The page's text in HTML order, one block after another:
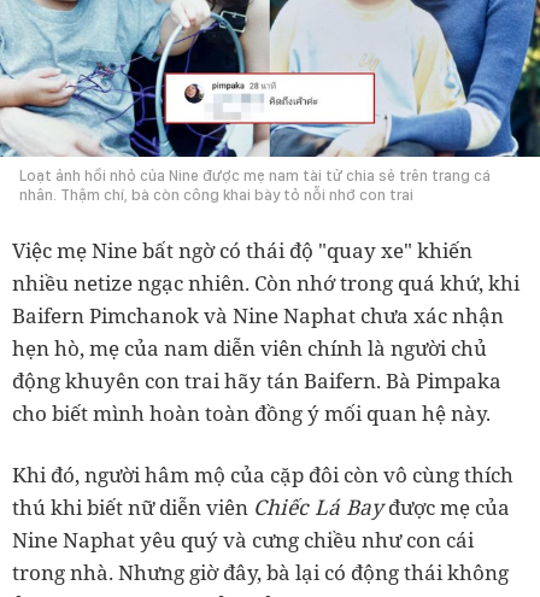
Loạt ảnh hồi nhỏ của Nine được mẹ nam tài tử chia sẻ trên trang cá
nhân. Thậm chí, bà còn công khai bày tỏ nỗi nhớ con trai
Việc mẹ Nine bất ngờ có thái độ "quay xe" khiến
nhiều netize ngạc nhiên. Còn nhớ trong quá khứ, khi
Baifern Pimchanok và Nine Naphat chưa xác nhận
hẹn hò, mẹ của nam diễn viên chính là người chủ
động khuyên con trai hãy tán Baifern. Bà Pimpaka
cho biết mình hoàn toàn đồng ý mối quan hệ này.
Khi đó, người hâm mộ của cặp đôi còn vô cùng thích
thú khi biết nữ diễn viên Chiếc Lá Bay được mẹ của
Nine Naphat yêu quý và cưng chiều như con cái
trong nhà. Nhưng giờ đây, bà lại có động thái không